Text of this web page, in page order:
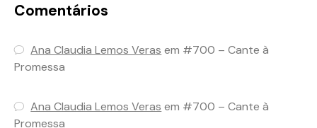
Comentários
Ana Claudia Lemos Veras em #700 – Cante à
Promessa
Ana Claudia Lemos Veras em #700 – Cante à
Promessa